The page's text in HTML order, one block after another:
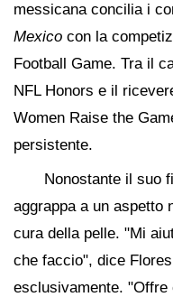
messicana concilia i
Mexico con la
Football Game. Tra il
NFL Honors e il
Women Raise the
persistente.
Nonostante il suo
aggrappa a un aspetto
cura della pelle. "Mi
che faccio", dice
esclusivamente. "Offre